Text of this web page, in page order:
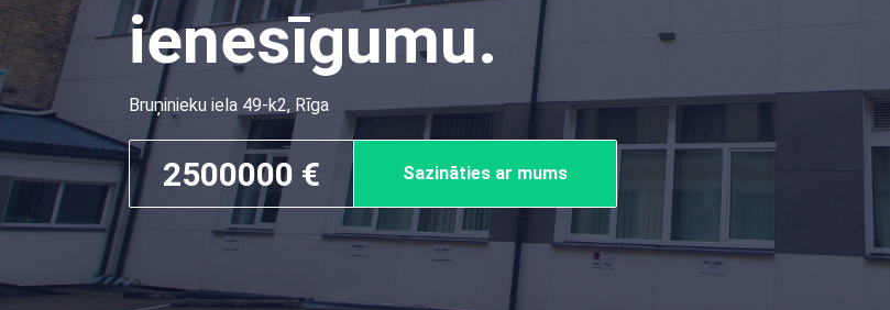
ienesīgumu.
Bruņinieku iela 49-k2, Rīga
2500000 € Sazināties ar mums